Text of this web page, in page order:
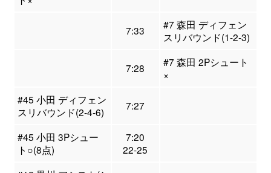
7:33
#7 森田 ディフェン
スリバウンド(1-2-3)
7:28
#7 森田 2Pシュート
×
#45 小田 ディフェン
スリバウンド(2-4-6)
7:27
#45 小田 3Pシュー
ト○(8点)
7:20
22-25